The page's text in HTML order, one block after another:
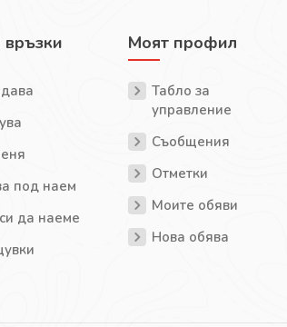
под наем
да наеме
Моят профил
Табло за
управление
Съобщения
Отметки
Моите обяви
Нова обява